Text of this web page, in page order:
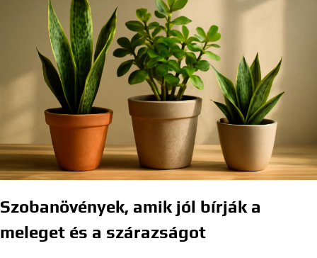
Szobanövények, amik jól bírják a
meleget és a szárazságot